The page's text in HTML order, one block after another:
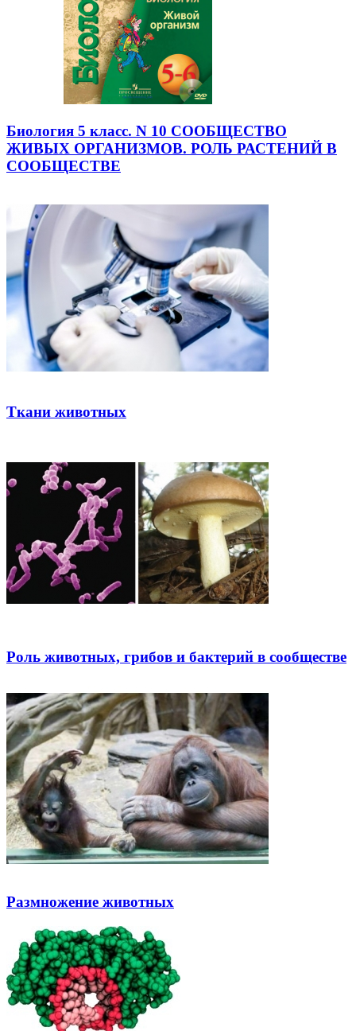
Биология 5 класс. N 10 СООБЩЕСТВО
ЖИВЫХ ОРГАНИЗМОВ. РОЛЬ РАСТЕНИЙ В
СООБЩЕСТВЕ
Ткани животных
Роль животных, грибов и бактерий в сообществе
Размножение животных